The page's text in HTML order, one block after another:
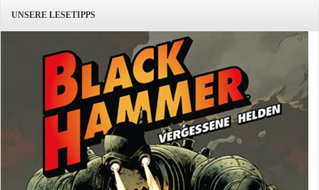
UNSERE LESETIPPS